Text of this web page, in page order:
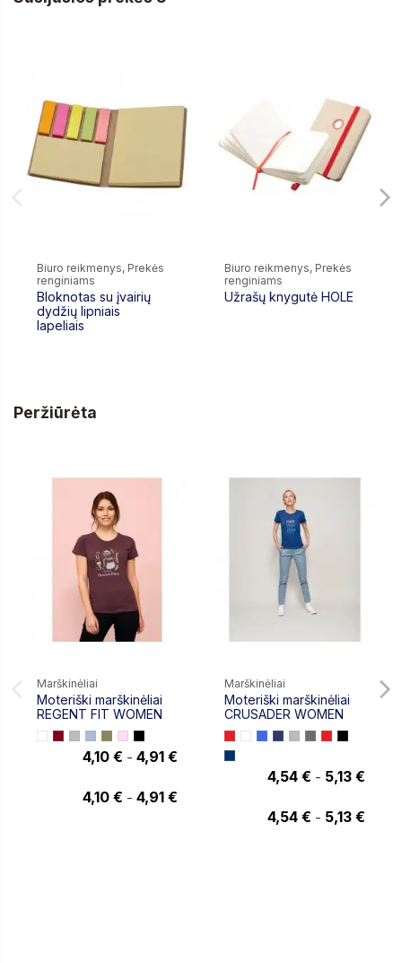
Biuro reikmenys, Prekės
renginiams
Bloknotas su įvairių
dydžių lipniais
lapeliais
Biuro reikmenys, Prekės
renginiams
Užrašų knygutė HOLE
Peržiūrėta
Marškinėliai
Moteriški marškinėliai
REGENT FIT WOMEN
4,10 € - 4,91 €
4,10 € - 4,91 €
Marškinėliai
Moteriški marškinėliai
CRUSADER WOMEN
4,54 € - 5,13 €
4,54 € - 5,13 €